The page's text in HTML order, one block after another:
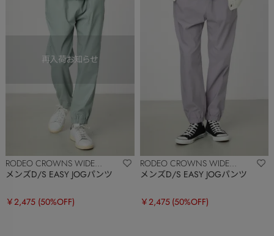
RODEO CROWNS WIDE
BOWL
メンズD/S EASY JOGパンツ
￥2,475 (50%OFF)
RODEO CROWNS WIDE
BOWL
メンズD/S EASY JOGパンツ
￥2,475 (50%OFF)